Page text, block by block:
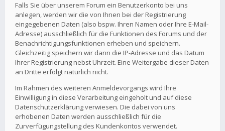
Falls Sie über unserem Forum ein Benutzerkonto bei uns
anlegen, werden wir die von Ihnen bei der Registrierung
eingegebenen Daten (also bspw. Ihren Namen oder Ihre E-Mail-
Adresse) ausschließlich für die Funktionen des Forums und der
Benachrichtigungsfunktionen erheben und speichern.
Gleichzeitig speichern wir dann die IP-Adresse und das Datum
Ihrer Registrierung nebst Uhrzeit. Eine Weitergabe dieser Daten
an Dritte erfolgt natürlich nicht.
Im Rahmen des weiteren Anmeldevorgangs wird Ihre
Einwilligung in diese Verarbeitung eingeholt und auf diese
Datenschutzerklärung verwiesen. Die dabei von uns
erhobenen Daten werden ausschließlich für die
Zurverfügungstellung des Kundenkontos verwendet.